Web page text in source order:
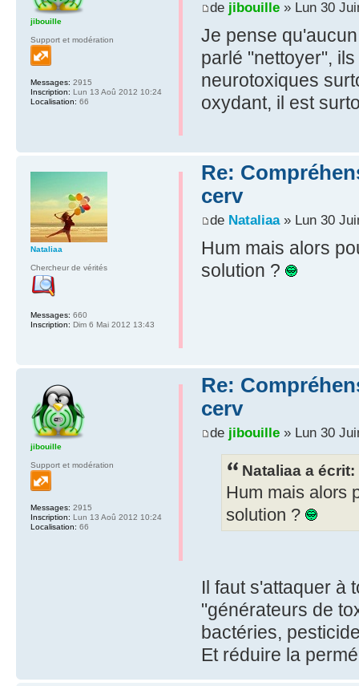
de jibouille» Lun 30
Je pense
parlé "nettoyer",
neurotoxiques
oxydant, il est
jibouille
Support et modération
Messages: 2915
Inscription: Lun 13 Aoû 2012 10:24
Localisation: 66
Re:
cerv
de Nataliaa» Lun 30
Hum mais alors
solution ?
Nataliaa
Chercheur de vérités
Messages: 660
Inscription: Dim 6 Mai 2012 13:43
Re:
cerv
de jibouille» Lun 30
Nataliaa a écrit:
Hum mais alors
solution ?
Il faut s'attaquer à
"générateurs de
bactéries,
Et réduire la
jibouille
Support et modération
Messages: 2915
Inscription: Lun 13 Aoû 2012 10:24
Localisation: 66